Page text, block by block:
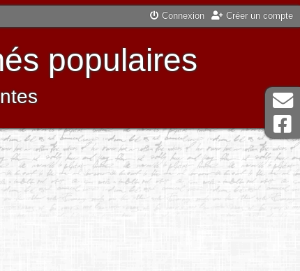
Connexion Créer un compte
populaires